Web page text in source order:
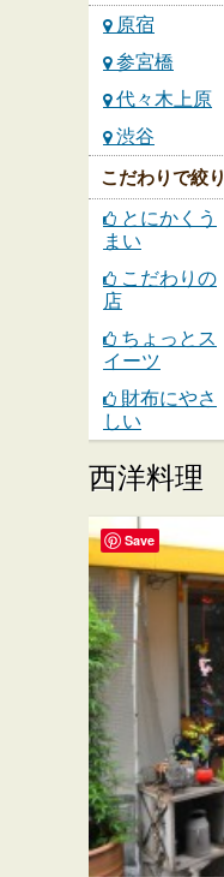
原宿
参宮橋
代々木上原
渋谷
こだわりで絞
とにかくう
まい
こだわりの
店
ちょっとス
イーツ
財布にやさ
しい
西洋料理
Save